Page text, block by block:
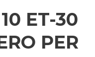
ET-30
PER